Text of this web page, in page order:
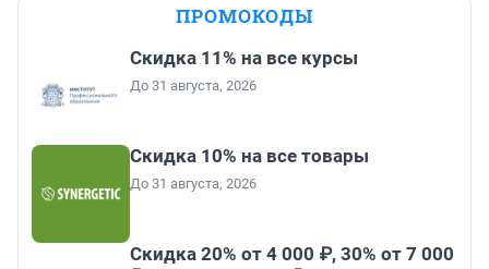
ПРОМОКОДЫ
Скидка 11% на все курсы
До 31 августа, 2026
Скидка 10% на все товары
До 31 августа, 2026
Скидка 20% от 4 000 ₽, 30% от 7 000